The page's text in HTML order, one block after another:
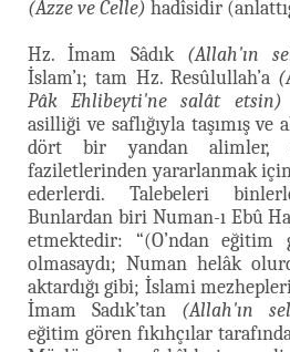
(Azze ve Celle) hadîsidir
Hz. İmam Sâdık (Allah'ın
İslam’ı; tam Hz. Resûlullah’a
Pâk Ehlibeyti'ne salât etsin)
asilliği ve saflığıyla taşımış ve
dört bir yandan alimler,
faziletlerinden yararlanmak
ederlerdi. Talebeleri
Bunlardan biri Numan-ı Ebû
etmektedir: “(O’ndan
olmasaydı; Numan helâk
aktardığı gibi; İslami
İmam Sadık’tan (Allah'ın
eğitim gören fıkıhçılar